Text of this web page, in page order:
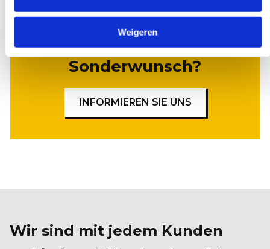
Weigeren
Sonderwunsch?
INFORMIEREN SIE UNS
Wir sind mit jedem Kunden